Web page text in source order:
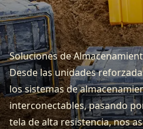
Soluciones de
Desde las unidades
los sistemas de
interconectables, pasando
tela de alta resistencia, nos